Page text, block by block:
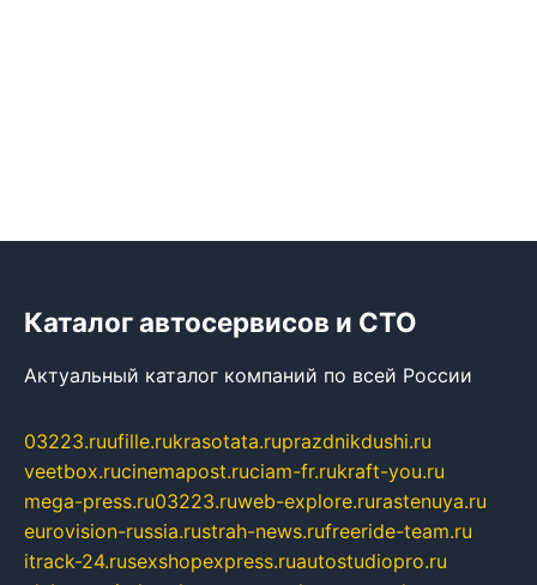
Каталог автосервисов и СТО
Актуальный каталог компаний по всей России
03223.ruufille.rukrasotata.ruprazdnikdushi.ru
veetbox.rucinemapost.ruciam-fr.rukraft-you.ru
mega-press.ru03223.ruweb-explore.rurastenuya.ru
eurovision-russia.rustrah-news.rufreeride-team.ru
itrack-24.rusexshopexpress.ruautostudiopro.ru